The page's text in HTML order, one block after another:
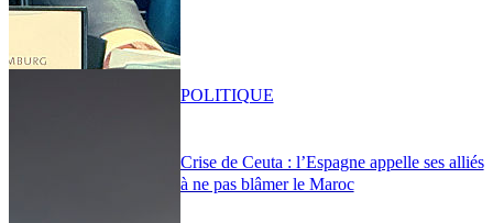
Crise de Ceuta : l’Espagne appelle ses alliés
à ne pas blâmer le Maroc
POLITIQUE